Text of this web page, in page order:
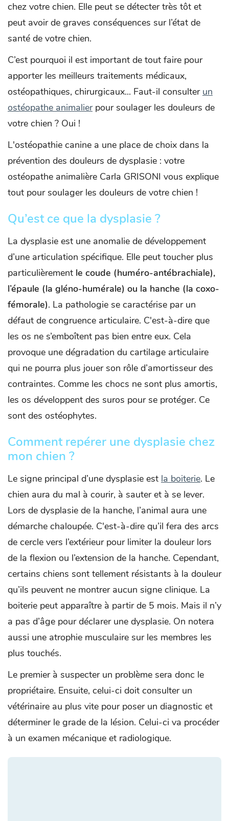
chez votre chien. Elle peut se détecter très tôt et
peut avoir de graves conséquences sur l’état de
santé de votre chien.
C’est pourquoi il est important de tout faire pour
apporter les meilleurs traitements médicaux,
ostéopathiques, chirurgicaux... Faut-il consulter un
ostéopathe animalierpour soulager les douleurs de
votre chien ? Oui !
L'ostéopathie canine a une place de choix dans la
prévention des douleurs de dysplasie : votre
ostéopathe animalière Carla GRISONI vous explique
tout pour soulager les douleurs de votre chien !
Qu’est ce que la dysplasie ?
La dysplasie est une anomalie de développement
d’une articulation spécifique. Elle peut toucher plus
particulièrement le coude (huméro-antébrachiale),
l’épaule (la gléno-humérale) ou la hanche (la coxo-
fémorale). La pathologie se caractérise par un
défaut de congruence articulaire. C'est-à-dire que
les os ne s’emboîtent pas bien entre eux. Cela
provoque une dégradation du cartilage articulaire
qui ne pourra plus jouer son rôle d’amortisseur des
contraintes. Comme les chocs ne sont plus amortis,
les os développent des suros pour se protéger. Ce
sont des ostéophytes.
Comment repérer une dysplasie chez
mon chien ?
Le signe principal d’une dysplasie est la boiterie. Le
chien aura du mal à courir, à sauter et à se lever.
Lors de dysplasie de la hanche, l’animal aura une
démarche chaloupée. C'est-à-dire qu’il fera des arcs
de cercle vers l’extérieur pour limiter la douleur lors
de la flexion ou l’extension de la hanche. Cependant,
certains chiens sont tellement résistants à la douleur
qu’ils peuvent ne montrer aucun signe clinique. La
boiterie peut apparaître à partir de 5 mois. Mais il n’y
a pas d’âge pour déclarer une dysplasie. On notera
aussi une atrophie musculaire sur les membres les
plus touchés.
Le premier à suspecter un problème sera donc le
propriétaire. Ensuite, celui-ci doit consulter un
vétérinaire au plus vite pour poser un diagnostic et
déterminer le grade de la lésion. Celui-ci va procéder
à un examen mécanique et radiologique.